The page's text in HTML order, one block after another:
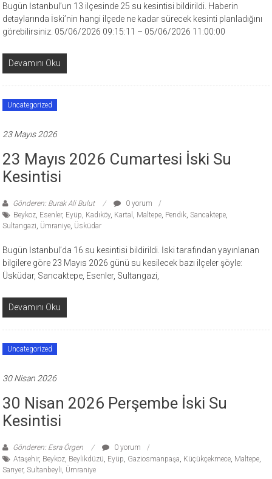
Bugün İstanbul’un 13 ilçesinde 25 su kesintisi bildirildi. Haberin
detaylarında İski’nin hangi ilçede ne kadar sürecek kesinti planladığını
görebilirsiniz. 05/06/2026 09:15:11 – 05/06/2026 11:00:00
Devamını Oku
Uncategorized
23 Mayıs 2026
23 Mayıs 2026 Cumartesi İski Su
Kesintisi
Gönderen: Burak Ali Bulut
0 yorum
Beykoz, Esenler, Eyüp, Kadıköy, Kartal , Maltepe, Pendik,Sancaktepe,
Sultangazi, Ümraniye, Üsküdar
Bugün İstanbul’da 16 su kesintisi bildirildi. İski tarafından yayınlanan
bilgilere göre 23 Mayıs 2026 günü su kesilecek bazı ilçeler şöyle:
Üsküdar, Sancaktepe, Esenler, Sultangazi,
Devamını Oku
Uncategorized
30 Nisan 2026
30 Nisan 2026 Perşembe İski Su
Kesintisi
Gönderen: Esra Örgen
0 yorum
Ataşehir, Beykoz, Beylikdüzü, Eyüp, Gaziosmanpaşa, Küçükçekmece, Maltepe,
Sarıyer,Sultanbeyli, Ümraniye